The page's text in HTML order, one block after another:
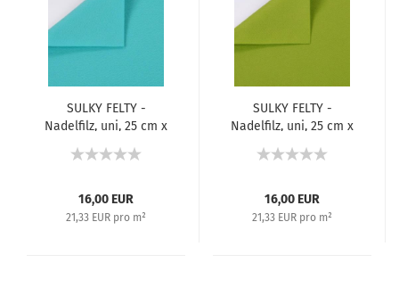
SULKY FELTY -
Nadelfilz, uni, 25 cm x
16,00 EUR
21,33 EUR pro m²
SULKY FELTY -
Nadelfilz, uni, 25 cm x
16,00 EUR
21,33 EUR pro m²